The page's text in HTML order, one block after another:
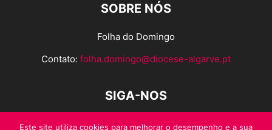
SOBRE NÓS
Folha do Domingo
Contato: folha.domingo@diocese-algarve.pt
SIGA-NOS
Este site utiliza cookies para melhorar o desempenho e a sua